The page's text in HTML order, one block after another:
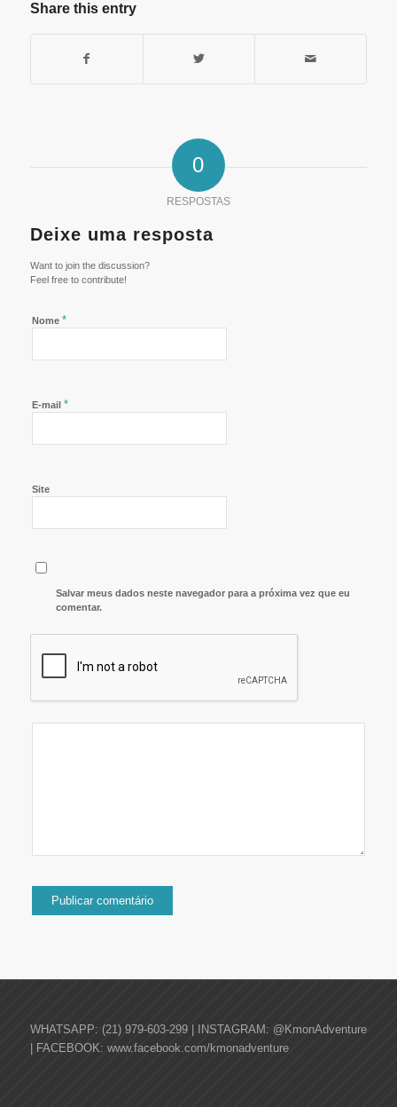
Share this entry
0
RESPOSTAS
Deixe uma resposta
Want to join the discussion?
Feel free to contribute!
Nome *
E-mail *
Site
Salvar meus dados neste navegador para a próxima vez que eu
comentar.
WHATSAPP: (21) 979-603-299 | INSTAGRAM: @KmonAdventure
| FACEBOOK: www.facebook.com/kmonadventure